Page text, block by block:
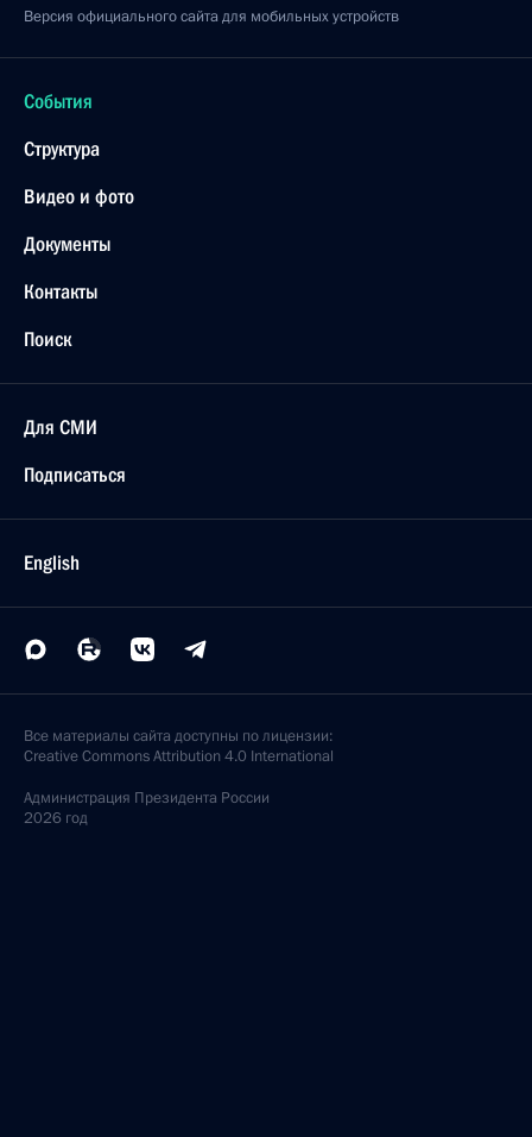
Версия официального сайта для мобильных устройств
События
Структура
Видео и фото
Документы
Контакты
Поиск
Для СМИ
Подписаться
English
Все материалы сайта доступны по лицензии:
Creative Commons Attribution 4.0 International
Администрация Президента России
2026 год